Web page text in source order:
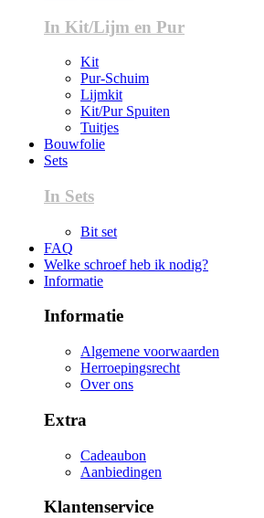
In Kit/Lijm en Pur
Kit
Pur-Schuim
Lijmkit
Kit/Pur Spuiten
Tuitjes
Bouwfolie
Sets
In Sets
Bit set
FAQ
Welke schroef heb ik nodig?
Informatie
Informatie
Algemene voorwaarden
Herroepingsrecht
Over ons
Extra
Cadeaubon
Aanbiedingen
Klantenservice